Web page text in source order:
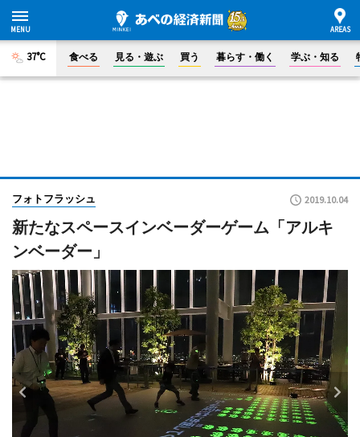
37°C 食べる 見る・遊ぶ 買う 暮らす・働く 学ぶ・知る
フォトフラッシュ 2019.10.04
新たなスペースインベーダーゲーム「アルキ
ンベーダー」